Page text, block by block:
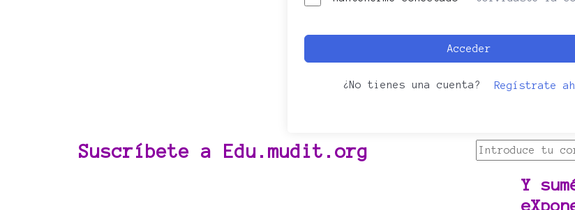
Acceder
¿No tienes una cuenta? Regístrate
Suscríbete a Edu.mudit.org
Y